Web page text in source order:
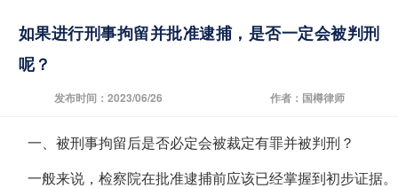
如果进行刑事拘留并批准逮捕，是否一定会被判刑
呢？
发布时间：2023/06/26 作者：国樽律师
一、被刑事拘留后是否必定会被裁定有罪并被判刑？
一般来说，检察院在批准逮捕前应该已经掌握到初步证据。